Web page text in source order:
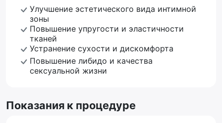
Улучшение эстетического вида интимной
зоны
Повышение упругости и эластичности
тканей
Устранение сухости и дискомфорта
Повышение либидо и качества
сексуальной жизни
Показания к процедуре